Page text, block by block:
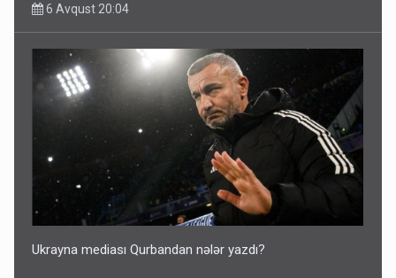
6 Avqust 20:04
Ukrayna mediası Qurbandan nələr yazdı?